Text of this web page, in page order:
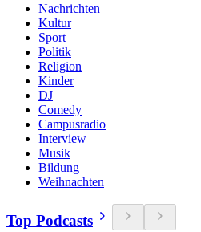
Nachrichten
Kultur
Sport
Politik
Religion
Kinder
DJ
Comedy
Campusradio
Interview
Musik
Bildung
Weihnachten
Top Podcasts